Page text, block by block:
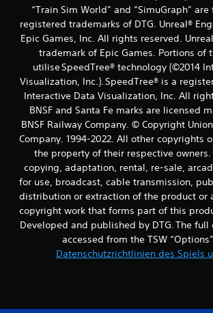
“Train Sim World” and “SimuGraph”
registered trademarks of DTG. Unreal®
Epic Games, Inc. All rights reserved.
trademark of Epic Games. Portions of
utilise SpeedTree® technology (©2014
Visualization, Inc.). SpeedTree® is a
Interactive Data Visualization, Inc. All
BNSF and Santa Fe marks are licensed
BNSF Railway Company. © Copyright
Company. 1994-2022. All other copyrights
the property of their respective owners.
copying, adaptation, rental, re-sale,
for use, broadcast, cable transmission,
distribution or extraction of the product or
copyright work that forms part of this
Developed and published by DTG. The
accessed from the TSW
Datenschutzrichtlinien des Spiels